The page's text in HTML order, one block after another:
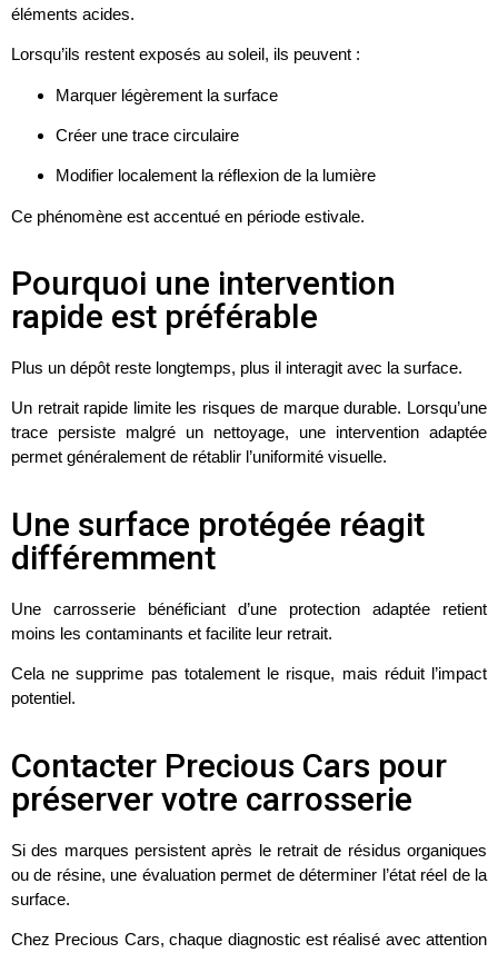
éléments acides.
Lorsqu’ils restent exposés au soleil, ils peuvent :
Marquer légèrement la surface
Créer une trace circulaire
Modifier localement la réflexion de la lumière
Ce phénomène est accentué en période estivale.
Pourquoi une intervention
rapide est préférable
Plus un dépôt reste longtemps, plus il interagit avec la surface.
Un retrait rapide limite les risques de marque durable. Lorsqu’une
trace persiste malgré un nettoyage, une intervention adaptée
permet généralement de rétablir l’uniformité visuelle.
Une surface protégée réagit
différemment
Une carrosserie bénéficiant d’une protection adaptée retient
moins les contaminants et facilite leur retrait.
Cela ne supprime pas totalement le risque, mais réduit l’impact
potentiel.
Contacter Precious Cars pour
préserver votre carrosserie
Si des marques persistent après le retrait de résidus organiques
ou de résine, une évaluation permet de déterminer l’état réel de la
surface.
Chez Precious Cars, chaque diagnostic est réalisé avec attention